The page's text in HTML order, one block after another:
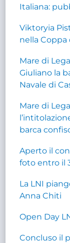
Italiana:
Viktoryia
nella Coppa
Mare di
Giuliano la
Navale di
Mare di
barca
Aperto il
foto entro il
La LNI
Anna Chiti
Open Day
Concluso il